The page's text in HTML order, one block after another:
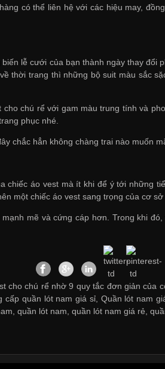
có thể liên hệ với các hiệu may,
lễ cưới của bạn thành ngày thay đổi
thời trang thì những bộ suit màu sắc
chú rể với gam màu trung tính và
phục nhé.
chắc hẳn không chàng trai nào muốn
chiếc áo vest mà ít khi để ý tới những
một chiếc áo vest sang trọng củacơ sở
mẽ và cứng cáp hơn. Trong khi
cho chú rể nhờ 9 quy tắc đơn giản của
cấp quần lót nam giá sỉ, Quần lót nam
,quần lót nam ,quần lót nam giá rẻ ,